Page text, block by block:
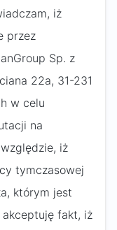
iż
przez
Sp. z
22a, 31-231
w celu
na
iż
tymczasowej
którym jest
fakt, iż